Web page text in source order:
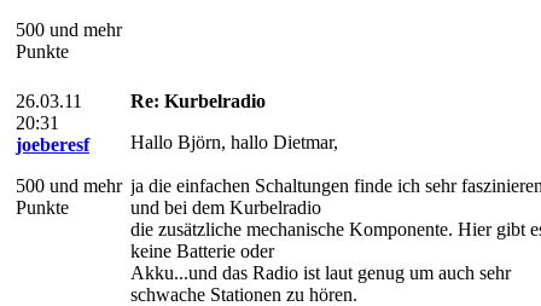
500 und mehr
Punkte
26.03.11
20:31
joeberesf
500 und mehr
Punkte
Re: Kurbelradio
Hallo Björn, hallo Dietmar,
ja die einfachen Schaltungen finde ich sehr
und bei dem Kurbelradio
die zusätzliche mechanische Komponente. Hier gibt
keine Batterie oder
Akku...und das Radio ist laut genug um auch sehr
schwache Stationen zu hören.